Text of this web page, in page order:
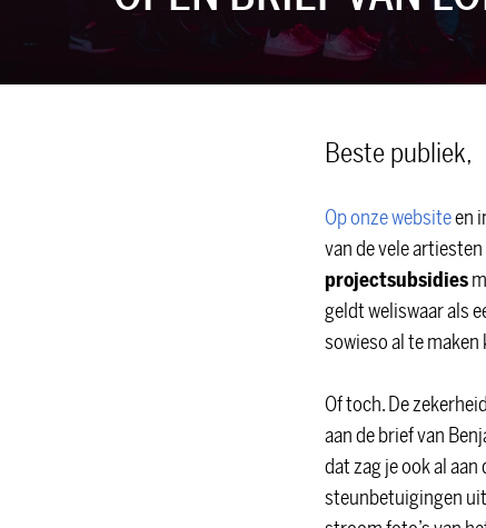
Beste publiek,
Op onze websiteen
van de vele
projectsubsidies
geldt weliswaar als
sowieso al te
Of toch. De
aan de brief van
dat zag je ook al
steunbetuigingen